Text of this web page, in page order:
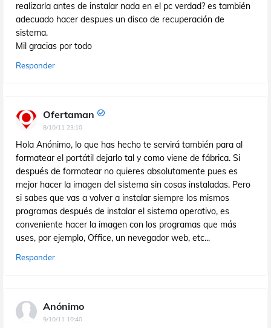
realizarla antes de instalar nada en el pc verdad? es también
adecuado hacer despues un disco de recuperación de
sistema.
Mil gracias por todo
Responder
Ofertaman
8/10/11 23:10
Hola Anónimo, lo que has hecho te servirá también para al
formatear el portátil dejarlo tal y como viene de fábrica. Si
después de formatear no quieres absolutamente pues es
mejor hacer la imagen del sistema sin cosas instaladas. Pero
si sabes que vas a volver a instalar siempre los mismos
programas después de instalar el sistema operativo, es
conveniente hacer la imagen con los programas que más
uses, por ejemplo, Office, un nevegador web, etc...
Responder
Anónimo
9/10/11 10:40